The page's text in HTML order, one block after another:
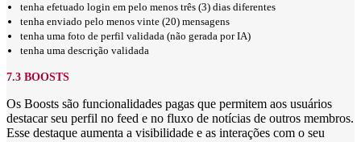
tenha efetuado login em pelo menos três (3) dias diferentes
tenha enviado pelo menos vinte (20) mensagens
tenha uma foto de perfil validada (não gerada por IA)
tenha uma descrição validada
7.3 BOOSTS
Os Boosts são funcionalidades pagas que permitem aos usuários
destacar seu perfil no feed e no fluxo de notícias de outros membros.
Esse destaque aumenta a visibilidade e as interações com o seu